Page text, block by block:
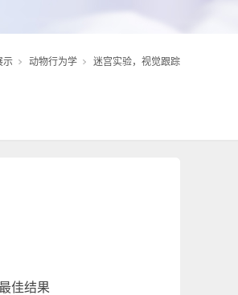
示 动物行为学 迷宫实验，视觉跟踪
佳结果